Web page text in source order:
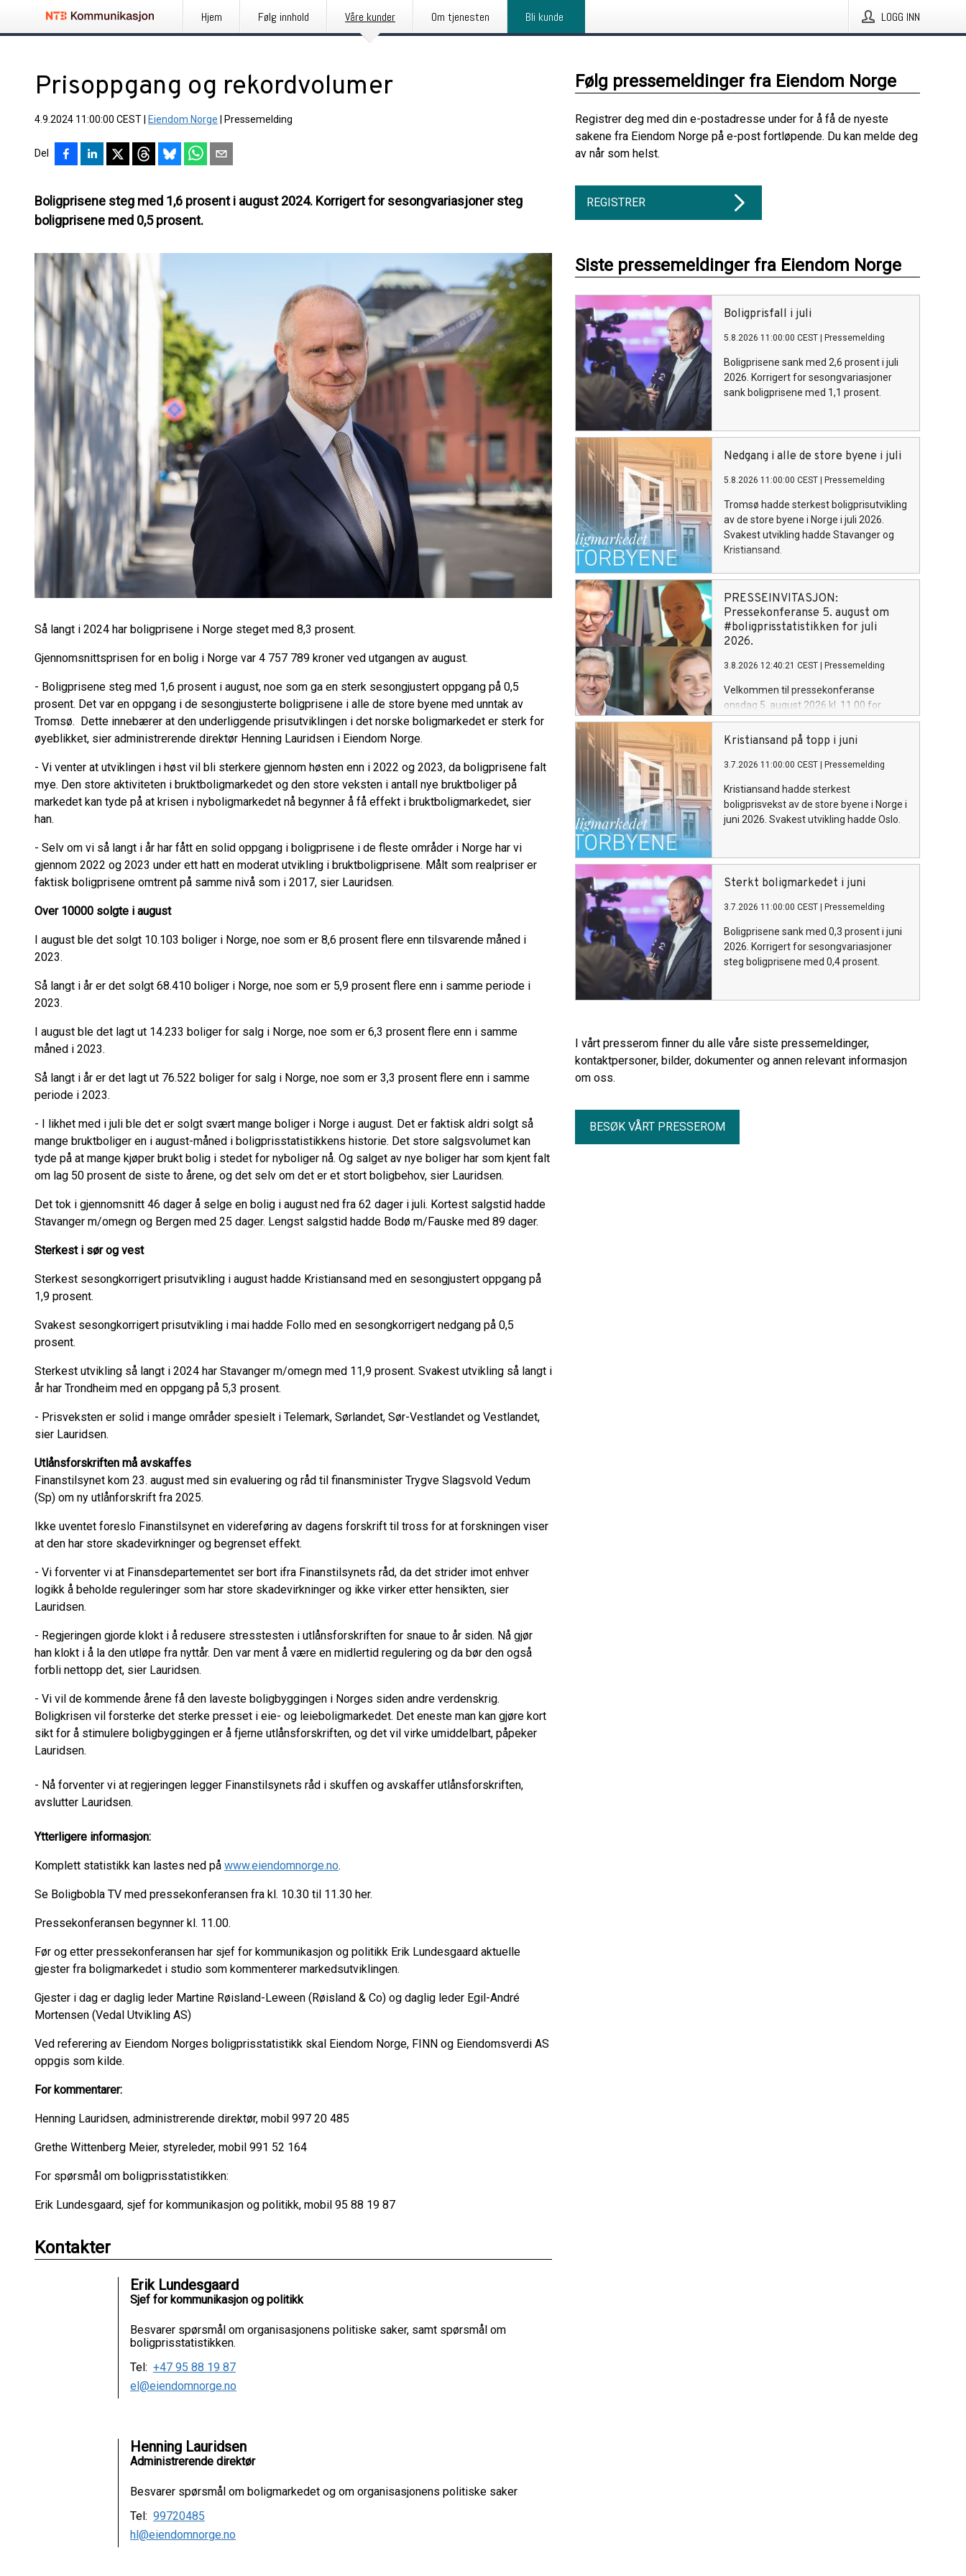
Hjem Følg innhold Våre kunder Om tjenesten Bli kunde LOGG INN
Prisoppgang og rekordvolumer
4.9.2024 11:00:00 CEST Eiendom Norge Pressemelding
Del
Boligprisene steg med 1,6 prosent i august 2024. Korrigert for sesongvariasjoner steg
boligprisene med 0,5 prosent.
Så langt i 2024 har boligprisene i Norge steget med 8,3 prosent.
Gjennomsnittsprisen for en bolig i Norge var 4 757 789 kroner ved utgangen av august.
- Boligprisene steg med 1,6 prosent i august, noe som ga en sterk sesongjustert oppgang på 0,5
prosent. Det var en oppgang i de sesongjusterte boligprisene i alle de store byene med unntak av
Tromsø. Dette innebærer at den underliggende prisutviklingen i det norske boligmarkedet er sterk for
øyeblikket, sier administrerende direktør Henning Lauridsen i Eiendom Norge.
- Vi venter at utviklingen i høst vil bli sterkere gjennom høsten enn i 2022 og 2023, da boligprisene falt
mye. Den store aktiviteten i bruktboligmarkedet og den store veksten i antall nye bruktboliger på
markedet kan tyde på at krisen i nyboligmarkedet nå begynner å få effekt i bruktboligmarkedet, sier
han.
- Selv om vi så langt i år har fått en solid oppgang i boligprisene i de fleste områder i Norge har vi
gjennom 2022 og 2023 under ett hatt en moderat utvikling i bruktboligprisene. Målt som realpriser er
faktisk boligprisene omtrent på samme nivå som i 2017, sier Lauridsen.
Over 10000 solgte i august
I august ble det solgt 10.103 boliger i Norge, noe som er 8,6 prosent flere enn tilsvarende måned i
2023.
Så langt i år er det solgt 68.410 boliger i Norge, noe som er 5,9 prosent flere enn i samme periode i
2023.
I august ble det lagt ut 14.233 boliger for salg i Norge, noe som er 6,3 prosent flere enn i samme
måned i 2023.
Så langt i år er det lagt ut 76.522 boliger for salg i Norge, noe som er 3,3 prosent flere enn i samme
periode i 2023.
- I likhet med i juli ble det er solgt svært mange boliger i Norge i august. Det er faktisk aldri solgt så
mange bruktboliger en i august-måned i boligprisstatistikkens historie. Det store salgsvolumet kan
tyde på at mange kjøper brukt bolig i stedet for nyboliger nå. Og salget av nye boliger har som kjent falt
om lag 50 prosent de siste to årene, og det selv om det er et stort boligbehov, sier Lauridsen.
Det tok i gjennomsnitt 46 dager å selge en bolig i august ned fra 62 dager i juli. Kortest salgstid hadde
Stavanger m/omegn og Bergen med 25 dager. Lengst salgstid hadde Bodø m/Fauske med 89 dager.
Sterkest i sør og vest
Sterkest sesongkorrigert prisutvikling i august hadde Kristiansand med en sesongjustert oppgang på
1,9 prosent.
Svakest sesongkorrigert prisutvikling i mai hadde Follo med en sesongkorrigert nedgang på 0,5
prosent.
Sterkest utvikling så langt i 2024 har Stavanger m/omegn med 11,9 prosent. Svakest utvikling så langt i
år har Trondheim med en oppgang på 5,3 prosent.
- Prisveksten er solid i mange områder spesielt i Telemark, Sørlandet, Sør-Vestlandet og Vestlandet,
sier Lauridsen.
Utlånsforskriften må avskaffes
Finanstilsynet kom 23. august med sin evaluering og råd til finansminister Trygve Slagsvold Vedum
(Sp) om ny utlånforskrift fra 2025.
Ikke uventet foreslo Finanstilsynet en videreføring av dagens forskrift til tross for at forskningen viser
at den har store skadevirkninger og begrenset effekt.
- Vi forventer vi at Finansdepartementet ser bort ifra Finanstilsynets råd, da det strider imot enhver
logikk å beholde reguleringer som har store skadevirkninger og ikke virker etter hensikten, sier
Lauridsen.
- Regjeringen gjorde klokt i å redusere stresstesten i utlånsforskriften for snaue to år siden. Nå gjør
han klokt i å la den utløpe fra nyttår. Den var ment å være en midlertid regulering og da bør den også
forbli nettopp det, sier Lauridsen.
- Vi vil de kommende årene få den laveste boligbyggingen i Norges siden andre verdenskrig.
Boligkrisen vil forsterke det sterke presset i eie- og leieboligmarkedet. Det eneste man kan gjøre kort
sikt for å stimulere boligbyggingen er å fjerne utlånsforskriften, og det vil virke umiddelbart, påpeker
Lauridsen.
- Nå forventer vi at regjeringen legger Finanstilsynets råd i skuffen og avskaffer utlånsforskriften,
avslutter Lauridsen.
Ytterligere informasjon:
Komplett statistikk kan lastes ned på www.eiendomnorge.no.
Se Boligbobla TV med pressekonferansen fra kl. 10.30 til 11.30 her.
Pressekonferansen begynner kl. 11.00.
Før og etter pressekonferansen har sjef for kommunikasjon og politikk Erik Lundesgaard aktuelle
gjester fra boligmarkedet i studio som kommenterer markedsutviklingen.
Gjester i dag er daglig leder Martine Røisland-Leween (Røisland & Co) og daglig leder Egil-André
Mortensen (Vedal Utvikling AS)
Ved referering av Eiendom Norges boligprisstatistikk skal Eiendom Norge, FINN og Eiendomsverdi AS
oppgis som kilde.
For kommentarer:
Henning Lauridsen, administrerende direktør, mobil 997 20 485
Grethe Wittenberg Meier, styreleder, mobil 991 52 164
For spørsmål om boligprisstatistikken:
Erik Lundesgaard, sjef for kommunikasjon og politikk, mobil 95 88 19 87
Kontakter
Erik Lundesgaard
Sjef for kommunikasjon og politikk
Besvarer spørsmål om organisasjonens politiske saker, samt spørsmål om
boligprisstatistikken.
Tel: +47 95 88 19 87
el@eiendomnorge.no
Henning Lauridsen
Administrerende direktør
Besvarer spørsmål om boligmarkedet og om organisasjonens politiske saker
Tel: 99720485
hl@eiendomnorge.no
Følg pressemeldinger fra Eiendom Norge
Registrer deg med din e-postadresse under for å få de nyeste
sakene fra Eiendom Norge på e-post fortløpende. Du kan melde deg
av når som helst.
REGISTRER
Siste pressemeldinger fra Eiendom Norge
Boligprisfall i juli
5.8.2026 11:00:00 CEST Pressemelding
Boligprisene sank med 2,6 prosent i juli
2026. Korrigert for sesongvariasjoner
sank boligprisene med 1,1 prosent.
Nedgang i alle de store byene i juli
5.8.2026 11:00:00 CEST Pressemelding
Tromsø hadde sterkest boligprisutvikling
av de store byene i Norge i juli 2026.
Svakest utvikling hadde Stavanger og
Kristiansand.
PRESSEINVITASJON: ​
Pressekonferanse 5. august om
#boligprisstatistikken for juli
2026.
3.8.2026 12:40:21 CEST Pressemelding
Velkommen til pressekonferanse
onsdag 5. august 2026 kl. 11.00 for
Eiendom Norges boligprisstatistikk for
juli 2026.
Kristiansand på topp i juni
3.7.2026 11:00:00 CEST Pressemelding
Kristiansand hadde sterkest
boligprisvekst av de store byene i Norge i
juni 2026. Svakest utvikling hadde Oslo.
Sterkt boligmarkedet i juni
3.7.2026 11:00:00 CEST Pressemelding
Boligprisene sank med 0,3 prosent i juni
2026. Korrigert for sesongvariasjoner
steg boligprisene med 0,4 prosent.
I vårt presserom finner du alle våre siste pressemeldinger,
kontaktpersoner, bilder, dokumenter og annen relevant informasjon
om oss.
BESØK VÅRT PRESSEROM